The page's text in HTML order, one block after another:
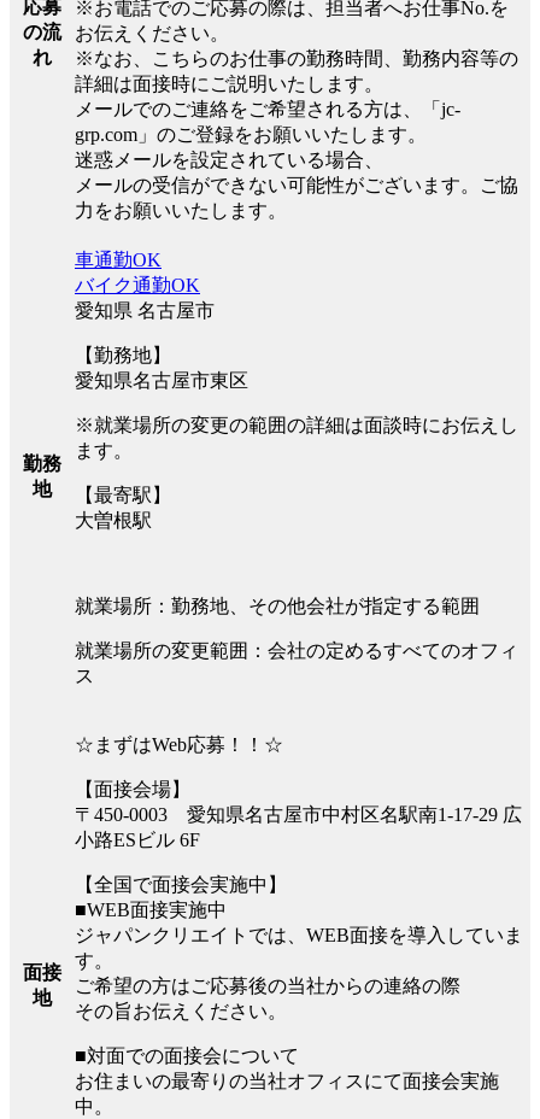
応募
の流
れ
※お電話でのご応募の際は、担当者へお仕事No.を
お伝えください。
※なお、こちらのお仕事の勤務時間、勤務内容等の
詳細は面接時にご説明いたします。
メールでのご連絡をご希望される方は、「jc-
grp.com」のご登録をお願いいたします。
迷惑メールを設定されている場合、
メールの受信ができない可能性がございます。ご協
力をお願いいたします。
勤務
地
車通勤OK
バイク通勤OK
愛知県 名古屋市
【勤務地】
愛知県名古屋市東区
※就業場所の変更の範囲の詳細は面談時にお伝えし
ます。
【最寄駅】
大曽根駅
就業場所：勤務地、その他会社が指定する範囲
就業場所の変更範囲：会社の定めるすべてのオフィ
ス
面接
地
☆まずはWeb応募！！☆
【面接会場】
〒450-0003 愛知県名古屋市中村区名駅南1-17-29 広
小路ESビル 6F
【全国で面接会実施中】
■WEB面接実施中
ジャパンクリエイトでは、WEB面接を導入していま
す。
ご希望の方はご応募後の当社からの連絡の際
その旨お伝えください。
■対面での面接会について
お住まいの最寄りの当社オフィスにて面接会実施
中。